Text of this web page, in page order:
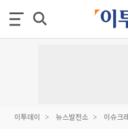
이투데이 뉴스발전소 이슈크